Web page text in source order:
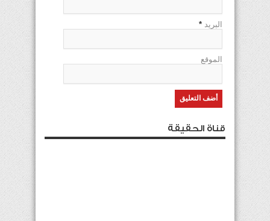
البريد *
الموقع
قناة الحقيقة